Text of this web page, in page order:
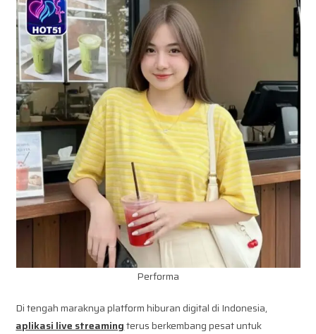
Performa
Di tengah maraknya platform hiburan digital di Indonesia,
aplikasi live streamingterus berkembang pesat untuk